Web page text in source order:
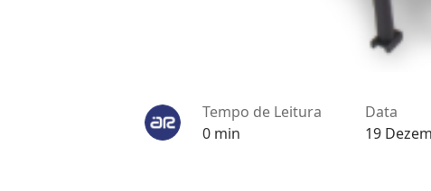
Tempo de Leitura
0 min
Data
19